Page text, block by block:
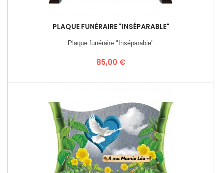
PLAQUE FUNÉRAIRE "INSÉPARABLE"
Plaque funéraire "Inséparable"
Prix
85,00 €